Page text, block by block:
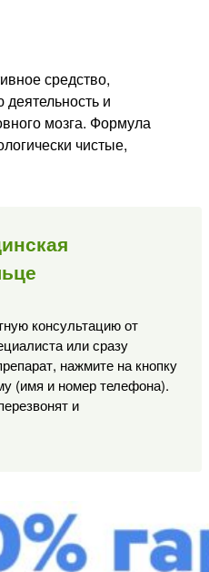
средство,
и
мозга. Формула
чистые,
консультацию от
или сразу
нажмите на кнопку
(имя и номер телефона).
и